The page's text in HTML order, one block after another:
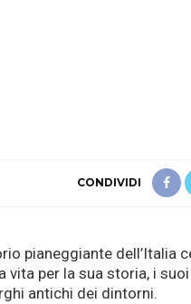
CONDIVIDI
pianeggiante dell’Italia
vita per la sua storia, i
antichi dei dintorni.